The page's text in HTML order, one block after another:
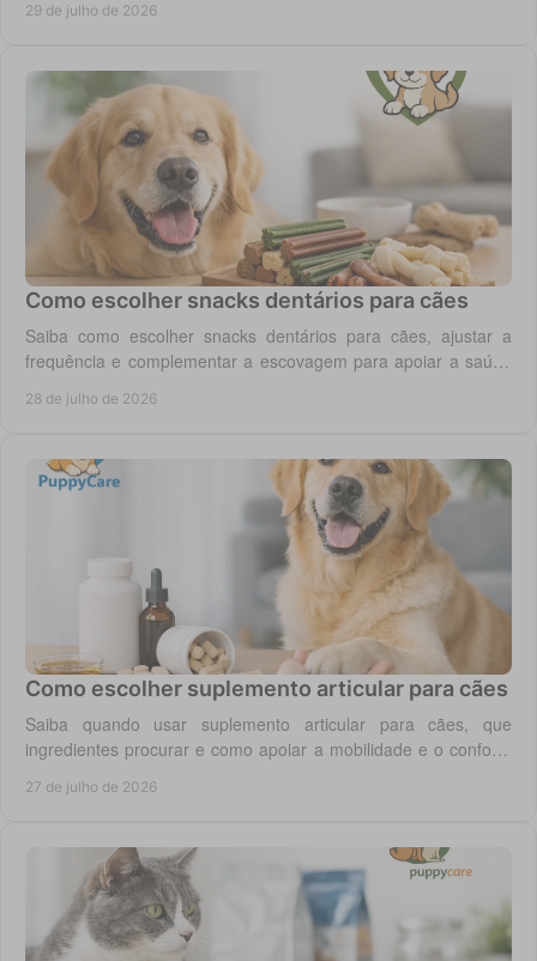
29 de julho de 2026
Como escolher snacks dentários para cães
Saiba como escolher snacks dentários para cães, ajustar a
frequência e complementar a escovagem para apoiar a saúde
28 de julho de 2026
Como escolher suplemento articular para cães
Saiba quando usar suplemento articular para cães, que
ingredientes procurar e como apoiar a mobilidade e o conforto
27 de julho de 2026